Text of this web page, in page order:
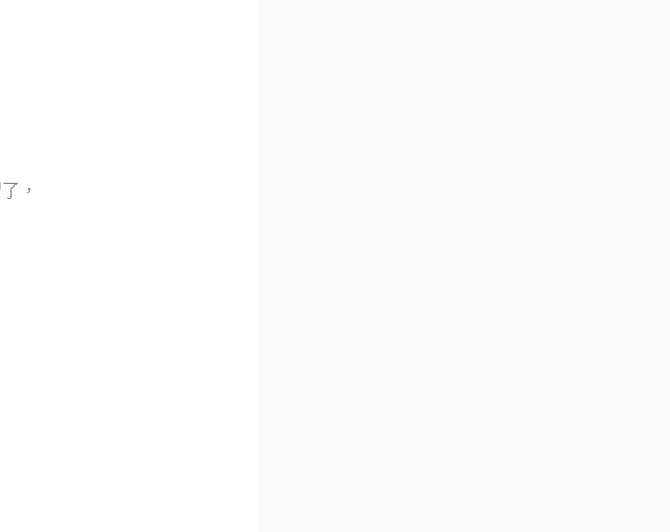
，